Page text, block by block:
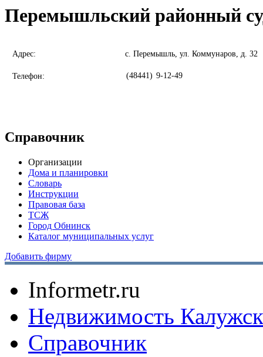
Перемышльский районный
Адрес: с. Перемышль, ул. Коммунаров, д. 32
Телефон: (48441) 9-12-49
Справочник
Организации
Дома и планировки
Словарь
Инструкции
Правовая база
ТСЖ
Город Обнинск
Каталог муниципальных услуг
Добавить фирму
Informetr.ru
Недвижимость
Справочник